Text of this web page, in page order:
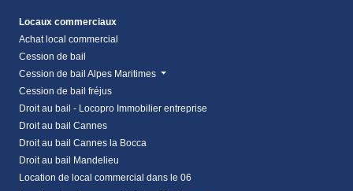
Locaux commerciaux
Achat local commercial
Cession de bail
Cession de bail Alpes Maritimes
Cession de bail fréjus
Droit au bail - Locopro Immobilier entreprise
Droit au bail Cannes
Droit au bail Cannes la Bocca
Droit au bail Mandelieu
Location de local commercial dans le 06